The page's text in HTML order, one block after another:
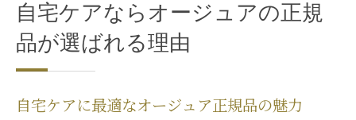
自宅ケアならオージュアの正規
品が選ばれる理由
自宅ケアに最適なオージュア正規品の魅力